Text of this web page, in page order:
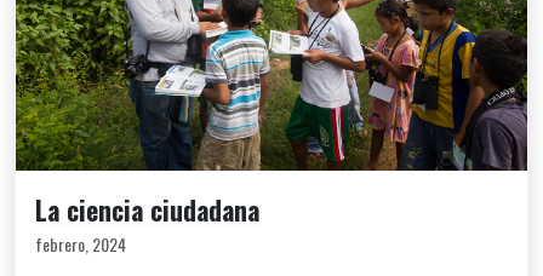
La ciencia ciudadana
febrero, 2024